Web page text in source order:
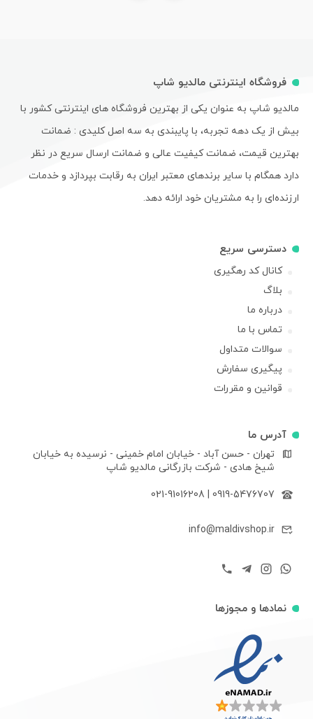
فروشگاه اینترنتی مالدیو شاپ
مالدیو شاپ به عنوان یکی از بهترین فروشگاه های اینترنتی کشور با
بیش از یک دهه تجربه، با پایبندی به سه اصل کلیدی : ضمانت
بهترین قیمت، ضمانت کیفیت عالی و ضمانت ارسال سریع در نظر
دارد همگام با سایر برندهای معتبر ایران به رقابت بپردازد و خدمات
ارزنده‌ای را به مشتریان خود ارائه دهد.
دسترسی سریع
کانال کد رهگیری
بلاگ
درباره ما
تماس با ما
سوالات متداول
پیگیری سفارش
قوانین و مقررات
آدرس ما
تهران - حسن آباد - خیابان امام خمینی - نرسیده به خیابان
شیخ هادی - شرکت بازرگانی مالدیو شاپ
0919-5476707
|
021-91016208
info@maldivshop.ir
نمادها و مجوزها